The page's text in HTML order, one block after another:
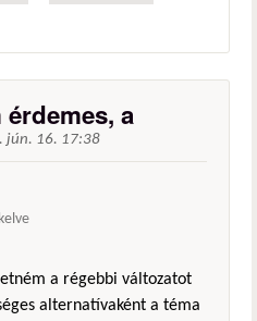
a
jún. 16. 17:38
a régebbi változatot
alternatívaként a téma